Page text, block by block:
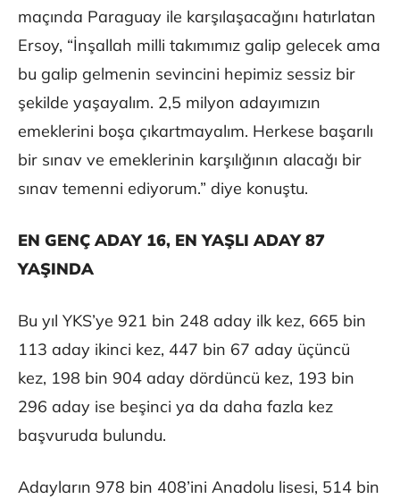
maçında Paraguay ile karşılaşacağını hatırlatan
Ersoy, “İnşallah milli takımımız galip gelecek ama
bu galip gelmenin sevincini hepimiz sessiz bir
şekilde yaşayalım. 2,5 milyon adayımızın
emeklerini boşa çıkartmayalım. Herkese başarılı
bir sınav ve emeklerinin karşılığının alacağı bir
sınav temenni ediyorum.” diye konuştu.
EN GENÇ ADAY 16, EN YAŞLI ADAY 87
YAŞINDA
Bu yıl YKS’ye 921 bin 248 aday ilk kez, 665 bin
113 aday ikinci kez, 447 bin 67 aday üçüncü
kez, 198 bin 904 aday dördüncü kez, 193 bin
296 aday ise beşinci ya da daha fazla kez
başvuruda bulundu.
Adayların 978 bin 408’ini Anadolu lisesi, 514 bin